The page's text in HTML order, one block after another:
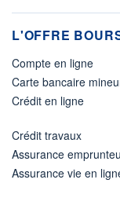
L'OFFRE
Compte en ligne
Carte bancaire
Crédit en ligne
Crédit travaux
Assurance
Assurance vie en